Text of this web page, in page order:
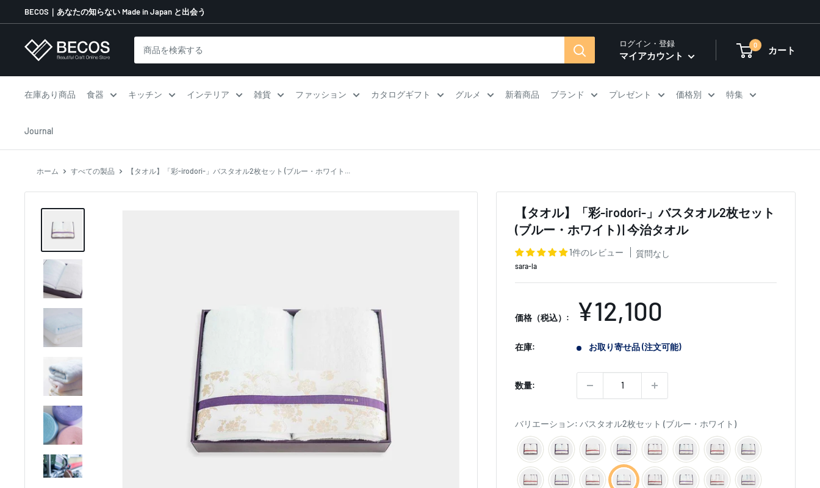
ン
プ
BECOS｜あなたの知らない Made in Japan と出会う
伝
工
芸
な
ログイン・登録
マイアカウント
0 カート
在庫あり商品 食器 キッチン インテリア 雑貨 ファッション カタログギフト グルメ 新着商品 ブランド プレゼント 価格別 特集
Journal
ホーム すべての製品 【タオル】「彩-irodori-」バスタオル2枚セット (ブルー・ホワイト...
【タオル】「彩-irodori-」バスタオル2枚セット
(ブルー・ホワイト) | 今治タオル
1件のレビュー 質問なし
sara-la
価格（税込）:
販
売
価
格
¥12,100
在庫: お取り寄せ品 (注文可能)
数量:
バリエーション: バスタオル2枚セット (ブルー・ホワイト)